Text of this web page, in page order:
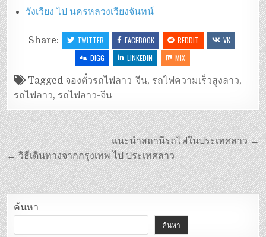
วังเวียง ไป นครหลวงเวียงจันทน์
Share: TWITTER FACEBOOK REDDIT
VK
DIGG
LINKEDIN MIX
Tagged จองตั๋วรถไฟลาว-จีน, รถไฟความเร็วสูงลาว,
รถไฟลาว, รถไฟลาว-จีน
แนะนำสถานีรถไฟในประเทศลาว →
← วิธีเดินทางจากกรุงเทพ ไป ประเทศลาว
ค้นหา
ค้นหา